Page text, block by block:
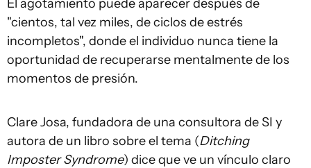
El agotamiento puede aparecer después de
"cientos, tal vez miles, de ciclos de estrés
incompletos", donde el individuo nunca tiene la
oportunidad de recuperarse mentalmente de los
momentos de presión.
Clare Josa, fundadora de una consultora de SI y
autora de un libro sobre el tema (Ditching
Imposter Syndrome) dice que ve un vínculo claro